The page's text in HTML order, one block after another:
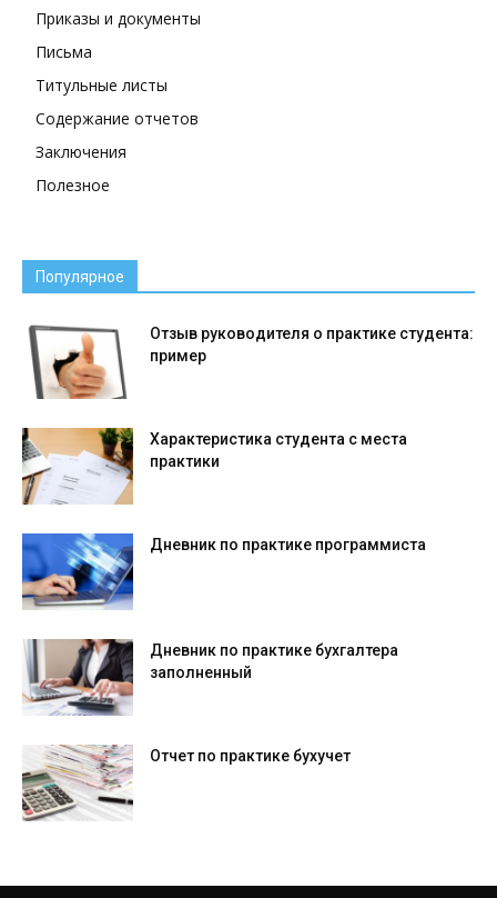
Приказы и документы
Письма
Титульные листы
Содержание отчетов
Заключения
Полезное
Популярное
Отзыв руководителя о практике студента:
пример
Характеристика студента с места
практики
Дневник по практике программиста
Дневник по практике бухгалтера
заполненный
Отчет по практике бухучет